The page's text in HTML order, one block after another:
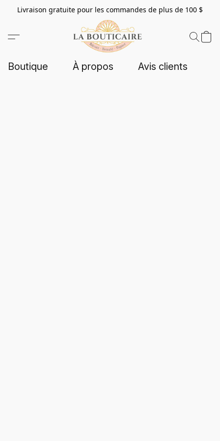
Livraison gratuite pour les commandes de plus de 100 $
Boutique À propos Avis clients